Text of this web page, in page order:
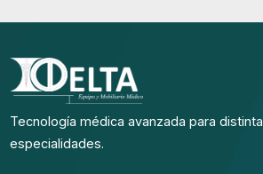
Tecnología médica avanzada para
especialidades.